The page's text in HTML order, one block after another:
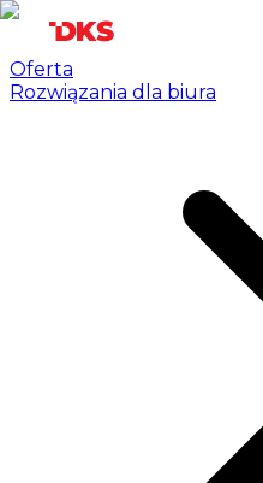
Oferta
Rozwiązania dla biura